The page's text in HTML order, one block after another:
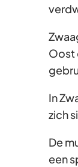
Oost
In
zich
De
een